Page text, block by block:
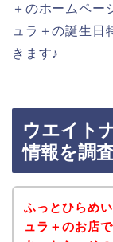
＋のホームペー
ュラ＋の誕生日
きます♪
ウエイト
情報を調査
ふっとひらめ
ュラ＋のお店